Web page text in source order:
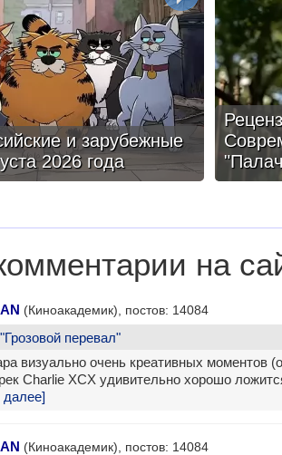
и зарубежные
2026 года
на
(Киноакадемик), постов: 14084
перевал"
визуально очень креативных моментов
Charlie XCX удивительно хорошо
далее]
(Киноакадемик), постов: 14084